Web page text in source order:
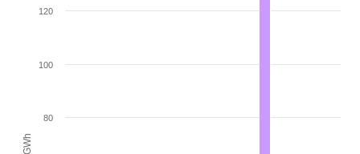
The chart has 1 Y axis displaying GWh. Range: 0 to 140.
GWh
80
100
120